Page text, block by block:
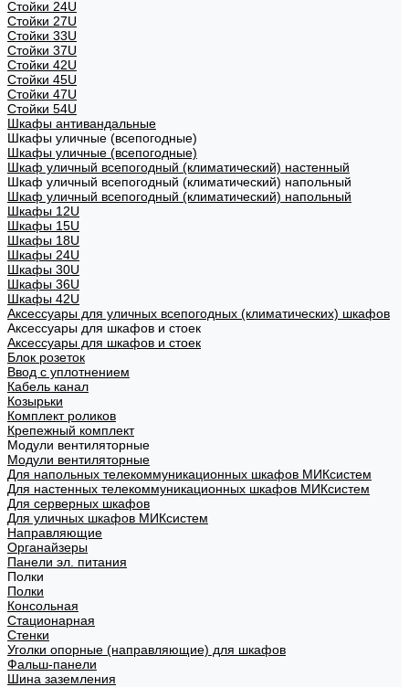
Стойки 24U
Стойки 27U
Стойки 33U
Стойки 37U
Стойки 42U
Стойки 45U
Стойки 47U
Стойки 54U
Шкафы антивандальные
Шкафы уличные (всепогодные)
Шкафы уличные (всепогодные)
Шкаф уличный всепогодный (климатический) настенный
Шкаф уличный всепогодный (климатический) напольный
Шкаф уличный всепогодный (климатический) напольный
Шкафы 12U
Шкафы 15U
Шкафы 18U
Шкафы 24U
Шкафы 30U
Шкафы 36U
Шкафы 42U
Аксессуары для уличных всепогодных (климатических) шкафов
Аксессуары для шкафов и стоек
Аксессуары для шкафов и стоек
Блок розеток
Ввод с уплотнением
Кабель канал
Козырьки
Комплект роликов
Крепежный комплект
Модули вентиляторные
Модули вентиляторные
Для напольных телекоммуникационных шкафов МИКсистем
Для настенных телекоммуникационных шкафов МИКсистем
Для серверных шкафов
Для уличных шкафов МИКсистем
Направляющие
Органайзеры
Панели эл. питания
Полки
Полки
Консольная
Стационарная
Стенки
Уголки опорные (направляющие) для шкафов
Фальш-панели
Шина заземления